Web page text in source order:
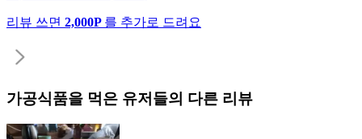
리뷰 쓰면 2,000P 를 추가로 드려요
가공식품을 먹은 유저들의 다른 리뷰